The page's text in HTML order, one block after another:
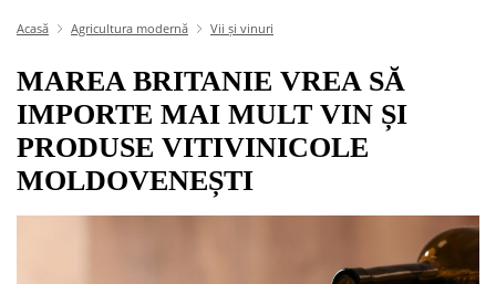
Acasă Agricultura modernă Vii și vinuri
MAREA BRITANIE VREA SĂ
IMPORTE MAI MULT VIN ȘI
PRODUSE VITIVINICOLE
MOLDOVENEȘTI